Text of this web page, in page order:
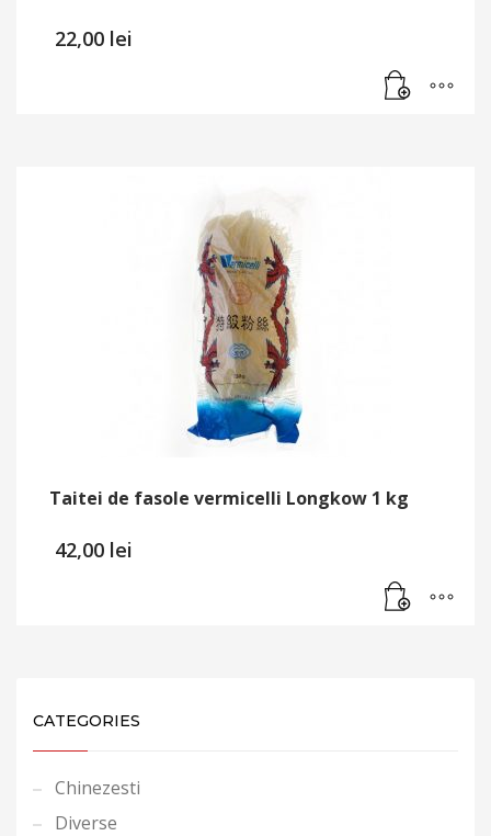
22,00 lei
Taitei de fasole vermicelli Longkow 1 kg
42,00 lei
CATEGORIES
Chinezesti
Diverse